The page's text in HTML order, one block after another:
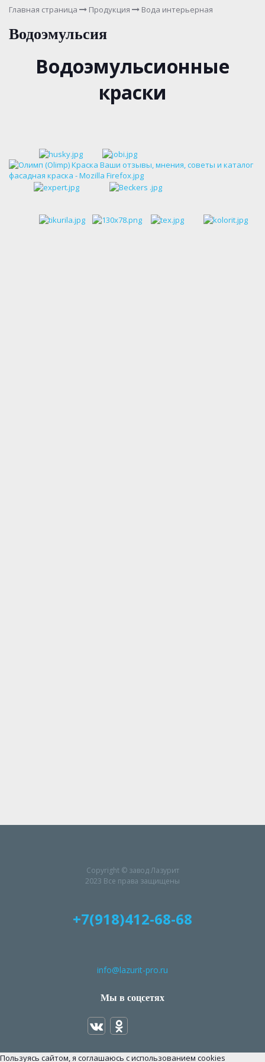
Главная страница Продукция Вода интерьерная
Водоэмульсия
Водоэмульсионные
краски
Copyright © завод Лазурит
2023 Все права защищены
+7(918)412-68-68
info@lazurit-pro.ru
Мы в соцсетях
Пользуясь сайтом, я соглашаюсь с использованием cookies